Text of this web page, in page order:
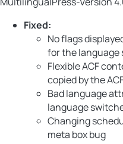
Fixed:
No flags
for the
Flexible ACF
copied by the
Bad language
language
Changing
meta box bug